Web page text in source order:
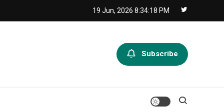
19 Jun, 2026 8:34:19 PM
Subscribe